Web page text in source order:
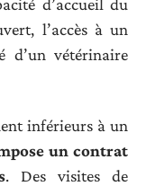
d’accueil du
l’accès à un
d’un vétérinaire
inférieurs à un
un contrat
. Des visites de